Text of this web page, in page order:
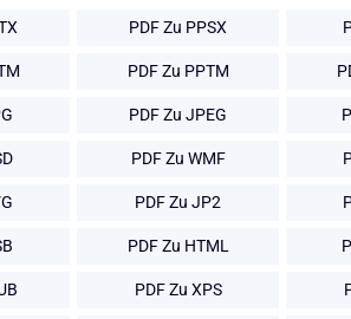
PDF Zu PPSX
PDF Zu PPTM
PDF Zu JPEG
PDF Zu WMF
PDF Zu JP2
PDF Zu HTML
PDF Zu XPS